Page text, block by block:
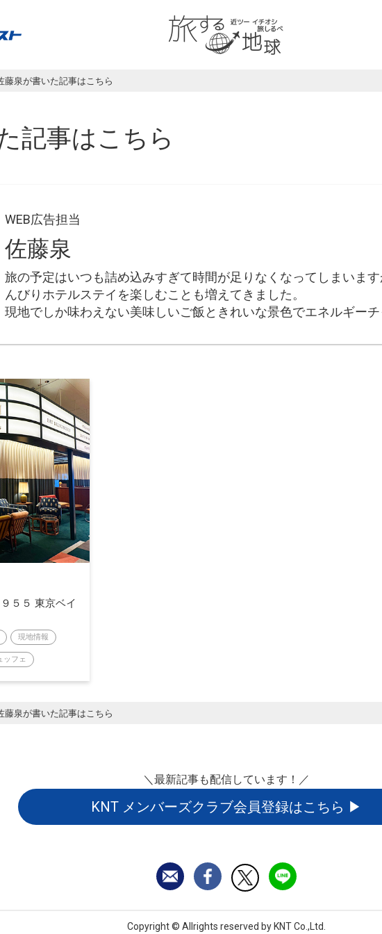
藤泉が書いた記事はこちら
記事はこちら
WEB広告担当
佐藤泉
旅の予定はいつも詰め込みすぎて時間が足りなくなってしまいま
んびりホテルステイを楽しむことも増えてきました。
現地でしか味わえない美味しいご飯ときれいな景色でエネルギーチ
５５ 東京ベイ
現地情報
ッフェ
藤泉が書いた記事はこちら
＼最新記事も配信しています！／
KNT メンバーズクラブ会員登録はこちら
Copyright © Allrights reserved by KNT Co.,Ltd.